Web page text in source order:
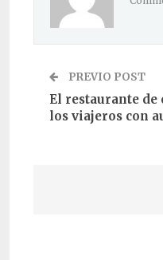
PREVIO POST
El restaurante de
los viajeros con